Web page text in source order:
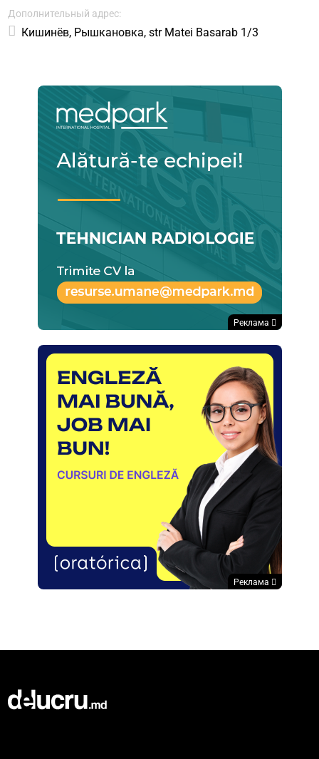
Дополнительный адрес:
Кишинёв, Рышкановка, str Matei Basarab 1/3
Реклама
Реклама